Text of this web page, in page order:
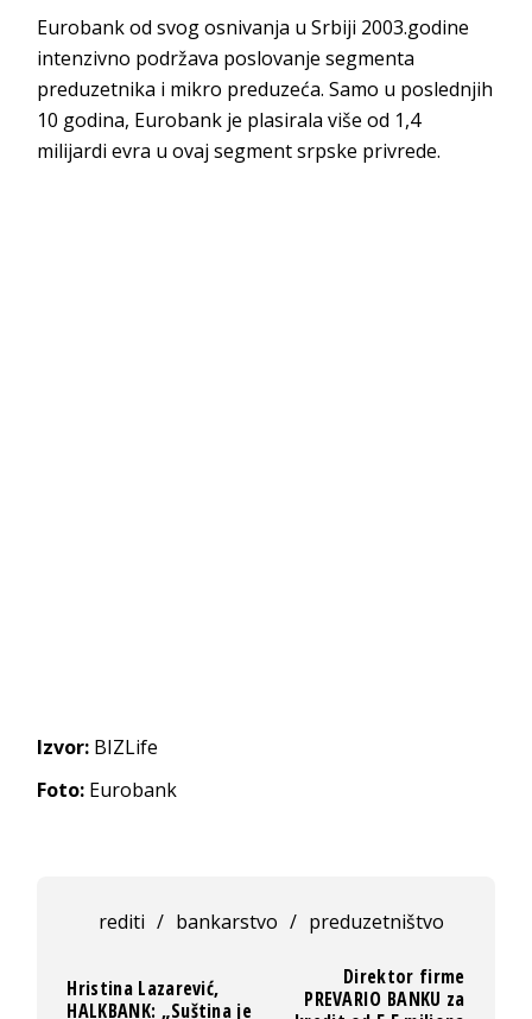
Eurobank od svog osnivanja u Srbiji 2003.godine
intenzivno podržava poslovanje segmenta
preduzetnika i mikro preduzeća. Samo u poslednjih
10 godina, Eurobank je plasirala više od 1,4
milijardi evra u ovaj segment srpske privrede.
Izvor: BIZLife
Foto: Eurobank
rediti / bankarstvo / preduzetništvo
Hristina Lazarević,
HALKBANK: „Suština je
Direktor firme
PREVARIO BANKU za